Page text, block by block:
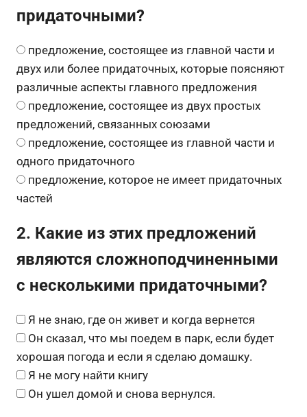
придаточными?
предложение, состоящее из главной части и
двух или более придаточных, которые поясняют
различные аспекты главного предложения
предложение, состоящее из двух простых
предложений, связанных союзами
предложение, состоящее из главной части и
одного придаточного
предложение, которое не имеет придаточных
частей
2. Какие из этих предложений
являются сложноподчиненными
с несколькими придаточными?
Я не знаю, где он живет и когда вернется
Он сказал, что мы поедем в парк, если будет
хорошая погода и если я сделаю домашку.
Я не могу найти книгу
Он ушел домой и снова вернулся.